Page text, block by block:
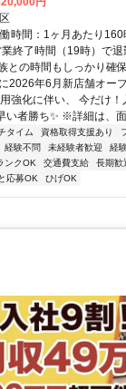
時間：1ヶ月あたり
終了時間（19時）で退
との時間もしっかり確保
2026年6月新店舗オー
強化に伴い、 今だけ
い者勝ち✨ ※詳細は、
タイム 資格取得支援あり
経験不問 未経験者歓迎 経
ンクOK 交通費支給 長期歓
応募OK ひげOK